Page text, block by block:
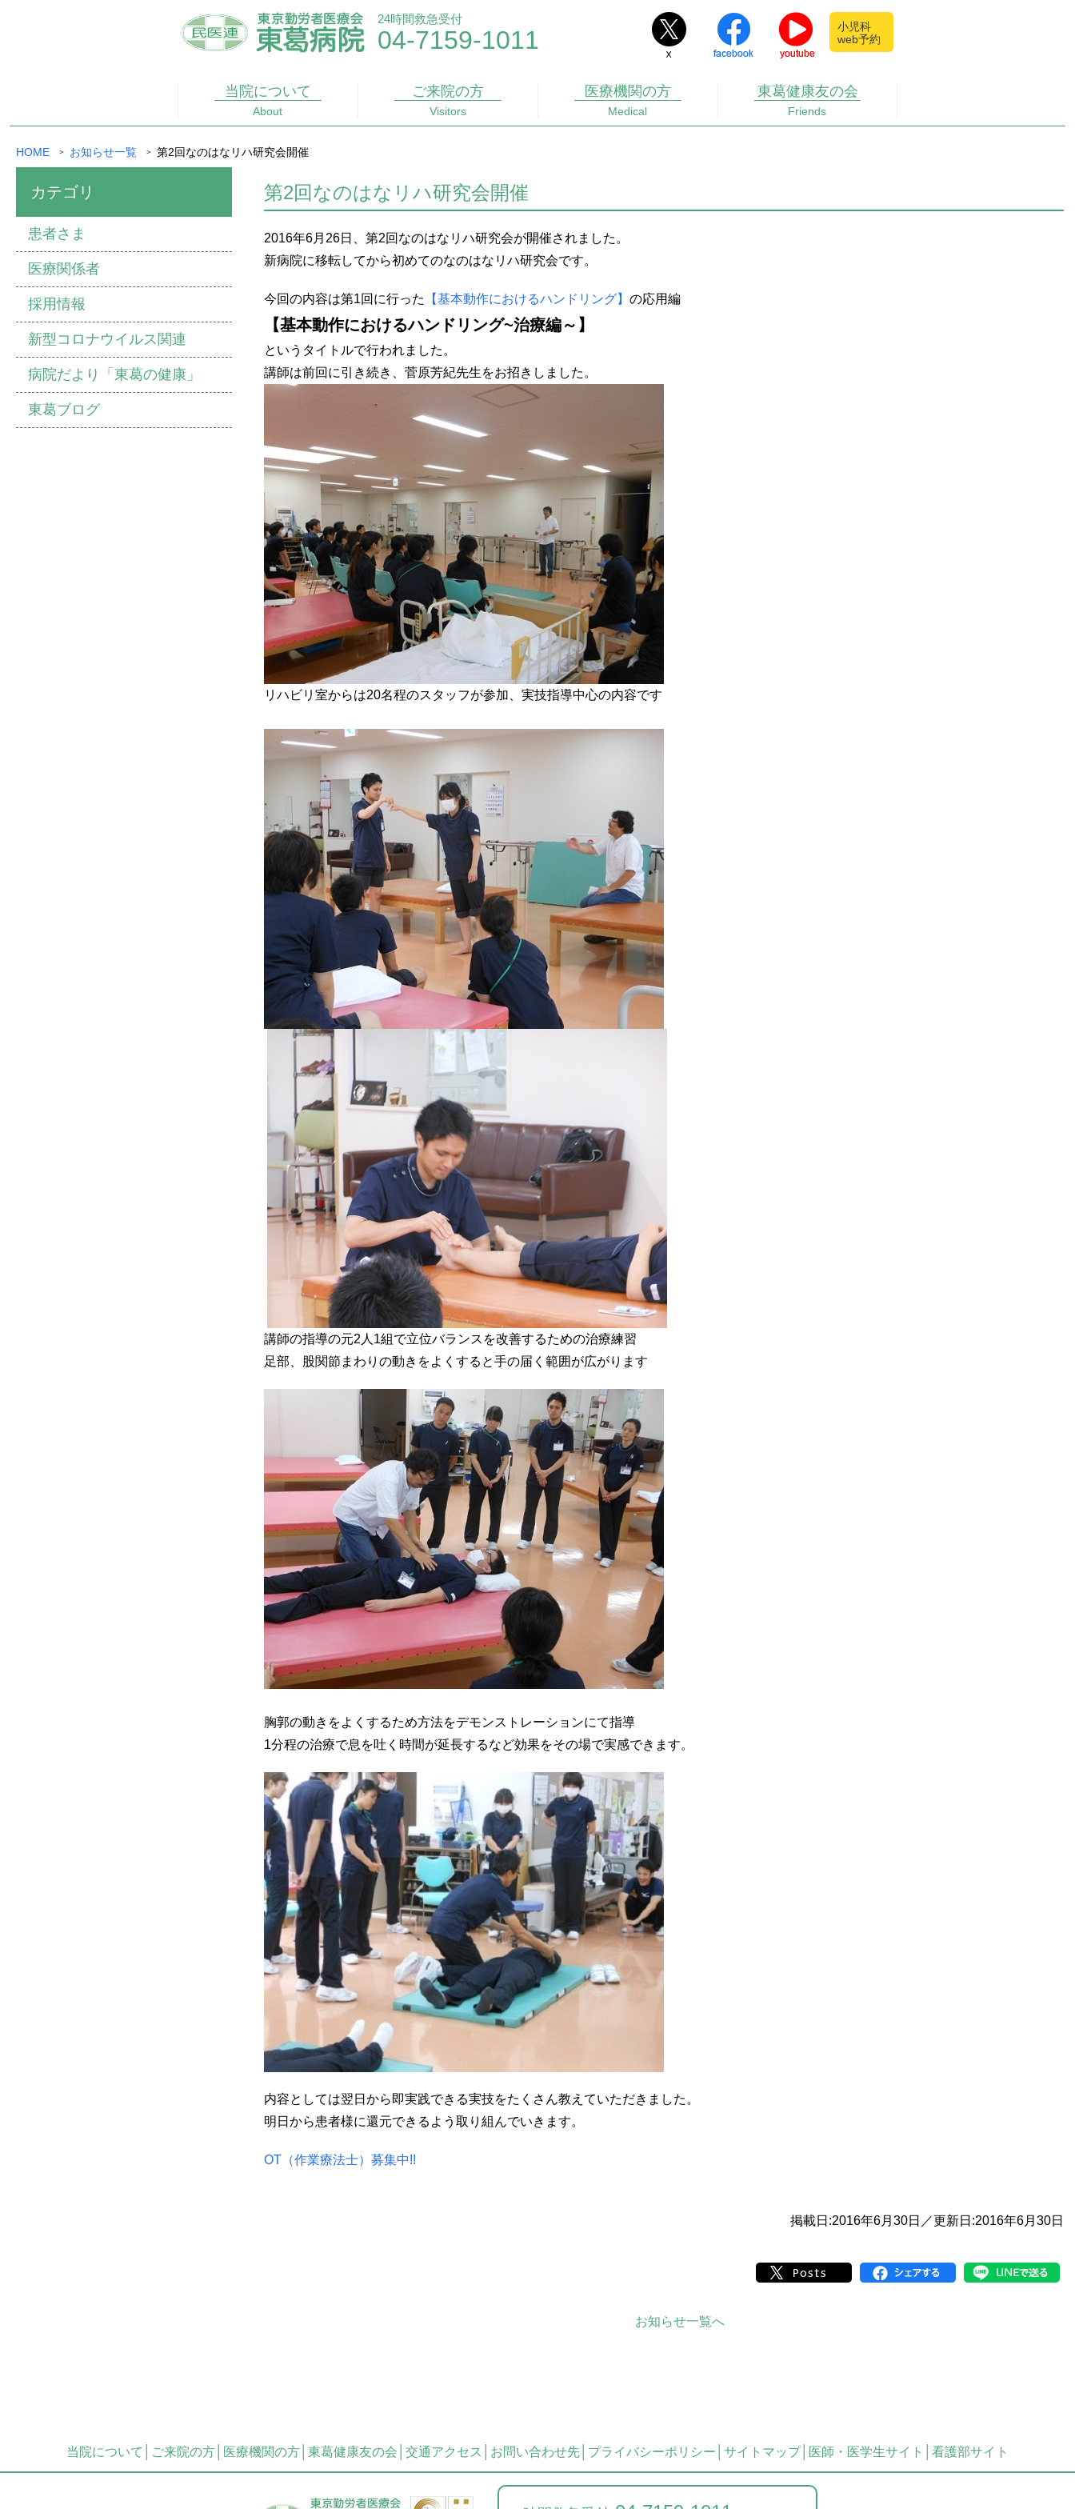
24時間救急受付
04-7159-1011
小児科
web予約
当院について
About
ご来院の方
Visitors
医療機関の方
Medical
東葛健康友の会
Friends
HOME お知らせ一覧 第2回なのはなリハ研究会開催
第2回なのはなリハ研究会開催
2016年6月26日、第2回なのはなリハ研究会が開催されました。
新病院に移転してから初めてのなのはなリハ研究会です。
今回の内容は第1回に行った 【基本動作におけるハンドリング】 の応用編
【基本動作におけるハンドリング~治療編～】
というタイトルで行われました。
講師は前回に引き続き、菅原芳紀先生をお招きしました。
リハビリ室からは20名程のスタッフが参加、実技指導中心の内容です
講師の指導の元2人1組で立位バランスを改善するための治療練習
足部、股関節まわりの動きをよくすると手の届く範囲が広がります
胸郭の動きをよくするため方法をデモンストレーションにて指導
1分程の治療で息を吐く時間が延長するなど効果をその場で実感できます。
内容としては翌日から即実践できる実技をたくさん教えていただきました。
明日から患者様に還元できるよう取り組んでいきます。
OT（作業療法士）募集中!!
掲載日:2016年6月30日／更新日:2016年6月30日
お知らせ一覧へ
カテゴリ
患者さま
医療関係者
採用情報
新型コロナウイルス関連
病院だより「東葛の健康」
東葛ブログ
当院について ご来院の方 医療機関の方 東葛健康友の会 交通アクセス お問い合わせ先 プライバシーポリシー サイトマップ 医師・医学生サイト 看護部サイト